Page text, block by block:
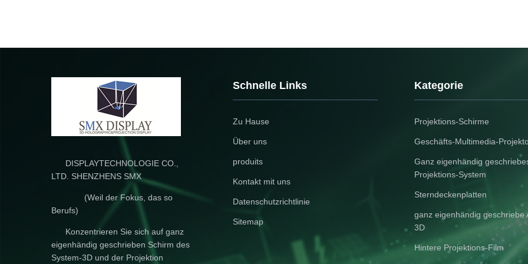
DISPLAYTECHNOLOGIE CO.,
LTD. SHENZHENS SMX
(Weil der Fokus, das so
Berufs)
Konzentrieren Sie sich auf ganz
eigenhändig geschrieben Schirm des
System-3D und der Projektion
Schnelle Links
Zu Hause
Über uns
produits
Kontakt mit uns
Datenschutzrichtlinie
Sitemap
Kategorie
Projektions-Schirme
Geschäfts-Multimedia-
Ganz eigenhändig
Projektions-System
Sterndeckenplatten
ganz eigenhändig geschriebe
3D
Hintere Projektions-Film